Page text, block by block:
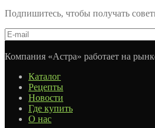
Подпишитесь, чтобы получать
Компания «Астра» работает на
Каталог
Рецепты
Новости
Где купить
О нас